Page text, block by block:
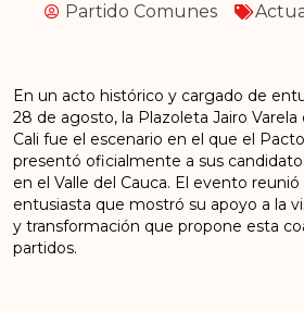
Partido Comunes
En un acto histórico y cargado de
28 de agosto, la Plazoleta Jairo Varela
Cali fue el escenario en el que el
presentó oficialmente a sus
en el Valle del Cauca. El evento
entusiasta que mostró su apoyo a la
y transformación que propone esta
partidos.